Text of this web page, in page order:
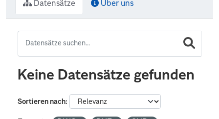
Datensätze Über uns
Keine Datensätze gefunden
Sortieren nach